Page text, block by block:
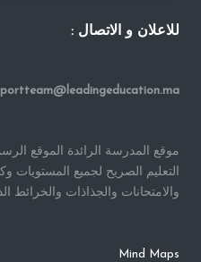
للاعلان و الاتصال :
موقع المدرسة الرائدة الموقع
التعليم الصريح لجميع المستويات
والامتحانات والجذاذات والخرائط
Mind Maps